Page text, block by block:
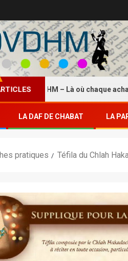
HM – Là où chaque achat
LA DAF DE CHABAT LA
pratiques Téfila du Chlah